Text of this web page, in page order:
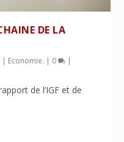
DE LA
| Economie. | 0 |
de l’IGF et de